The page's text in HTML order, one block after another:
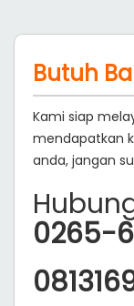
Butuh
Kami siap
mendapatkan
anda, jangan
0265-